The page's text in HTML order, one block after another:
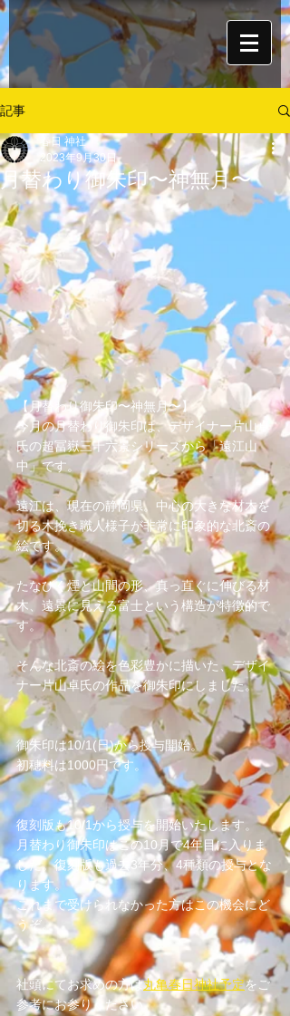
記事
月替わり御朱印〜神無月〜
春日 神社
2023年9月30日
【月替わり御朱印〜神無月〜】
今月の月替わり御朱印は、デザイナー片山卓
氏の超冨嶽三十六景シリーズから「遠江山
中」です。
遠江は、現在の静岡県。中心の大きな材木を
切る木挽き職人様子が非常に印象的な北斎の
絵です。
たなびく煙と山間の形、真っ直ぐに伸びる材
木、遠景に見える富士という構造が特徴的で
す。
そんな北斎の絵を色彩豊かに描いた、デザイ
ナー片山卓氏の作品を御朱印にしました。
御朱印は10/1(日)から授与開始。
初穂料は1000円です。
復刻版も10/1から授与を開始いたします。
月替わり御朱印はこの10月で4年目に入りま
した。復刻版も過去3年分、4種類の授与とな
ります。
これまで受けられなかった方はこの機会にど
うぞ。
社頭にてお求めの方は丸亀春日神社予定をご
参考にお参りください。